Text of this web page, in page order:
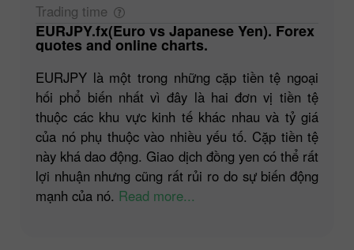
Trading time
EURJPY.fx(Euro vs Japanese Yen). Forex
quotes and online charts.
EURJPY là một trong những cặp tiền tệ ngoại
hối phổ biến nhất vì đây là hai đơn vị tiền tệ
thuộc các khu vực kinh tế khác nhau và tỷ giá
của nó phụ thuộc vào nhiều yếu tố. Cặp tiền tệ
này khá dao động. Giao dịch đồng yen có thể rất
lợi nhuận nhưng cũng rất rủi ro do sự biến động
mạnh của nó. Read more...